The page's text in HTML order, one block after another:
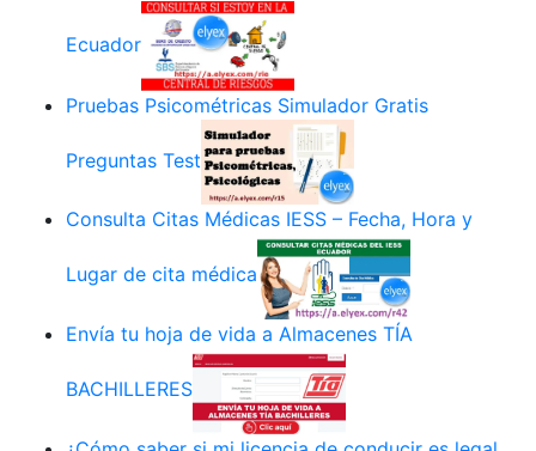
Ecuador
Pruebas Psicométricas Simulador Gratis
Preguntas Test
Consulta Citas Médicas IESS – Fecha, Hora y
Lugar de cita médica
Envía tu hoja de vida a Almacenes TÍA
BACHILLERES